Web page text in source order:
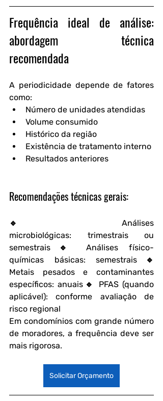
Frequência ideal de análise:
abordagem técnica
recomendada
A periodicidade depende de fatores
como:
Número de unidades atendidas
Volume consumido
Histórico da região
Existência de tratamento interno
Resultados anteriores
Recomendações técnicas gerais:
🔹 Análises
microbiológicas: trimestrais ou
semestrais🔹 Análises físico-
químicas básicas:
Metais pesados e contaminantes
específicos: anuais🔹 PFAS (quando
aplicável): conforme avaliação de
risco regional
Em condomínios com grande número
de moradores, a frequência deve ser
mais rigorosa.
Solicitar Orçamento